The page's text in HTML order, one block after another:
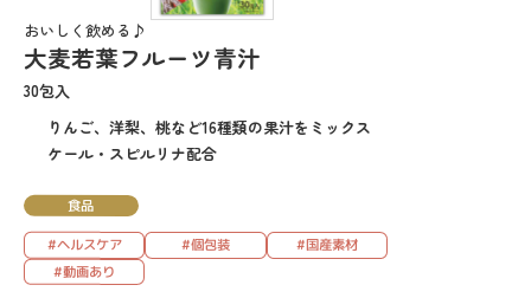
おいしく飲める♪
大麦若葉フルーツ青汁
30包入
りんご、洋梨、桃など16種類の果汁をミックス
ケール・スピルリナ配合
食品
#ヘルスケア #個包装 #国産素材
#動画あり